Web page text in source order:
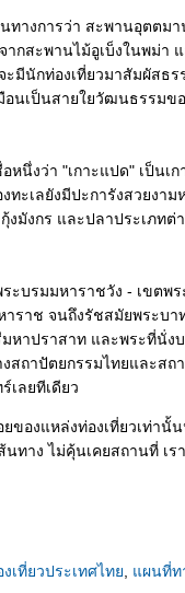
ทางการว่า สะพานอุตตม
ากสะพานไม้อูเบ็งในพม่
ะมีนักท่องเที่ยวมาสัมผัส
อนเป็นสายใยวัฒนธรรม
หนึ่งว่า "เกาะแปด" เป็น
ทะเลยังมีปะการังสวยงา
งมังกร และปลาประเภท
ะบรมมหาราชวัง - เขตพ
ราช จนถึงรัชสมัยพระบา
หาปราสาท และพระที่นั่ง
สถาปัตยกรรมไทยและสถ
ลยทีเดียว
ของแหล่งท่องเที่ยวเท่า
ทาง ไม่คุ้นเคยสถานที่ เร
เที่ยวประเทศไท ผนที่ท